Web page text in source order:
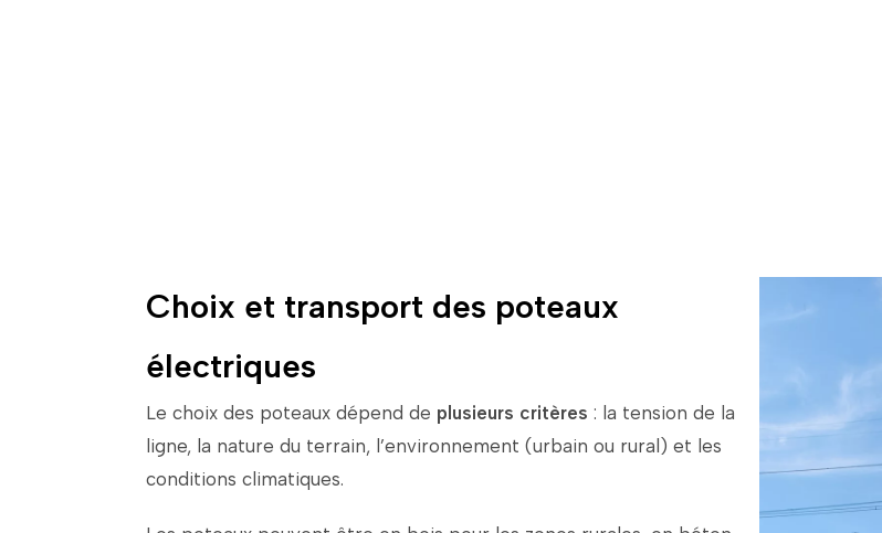
Choix et transport des poteaux
électriques
Le choix des poteaux dépend de plusieurs critères : la tension de la
ligne, la nature du terrain, l’environnement (urbain ou rural) et les
conditions climatiques.